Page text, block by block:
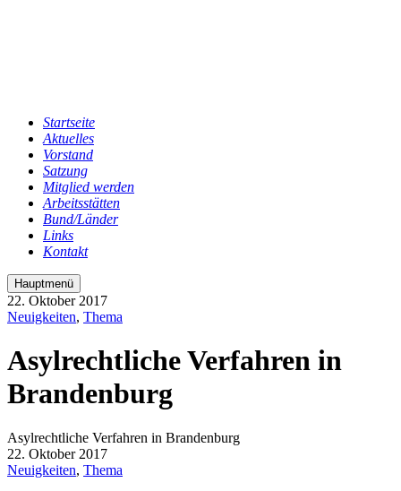
Startseite
Aktuelles
Vorstand
Satzung
Mitglied werden
Arbeitsstätten
Bund/Länder
Links
Kontakt
Hauptmenü
22. Oktober 2017
Neuigkeiten, Thema
Asylrechtliche Verfahren in
Brandenburg
Asylrechtliche Verfahren in Brandenburg
22. Oktober 2017
Neuigkeiten, Thema